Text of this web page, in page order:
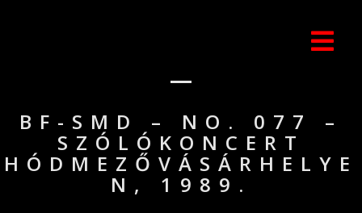
BF-SMD – NO. 077 –
SZÓLÓKONCERT
HÓDMEZŐVÁSÁRHELYE
N, 1989.